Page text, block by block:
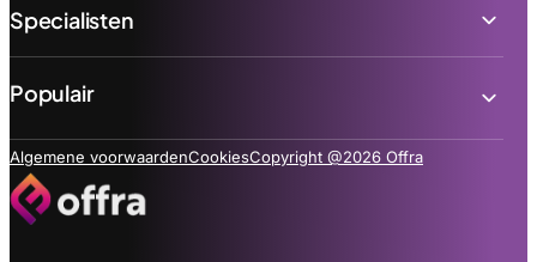
Specialisten
Populair
Algemene voorwaardenCookiesCopyright @2026 Offra